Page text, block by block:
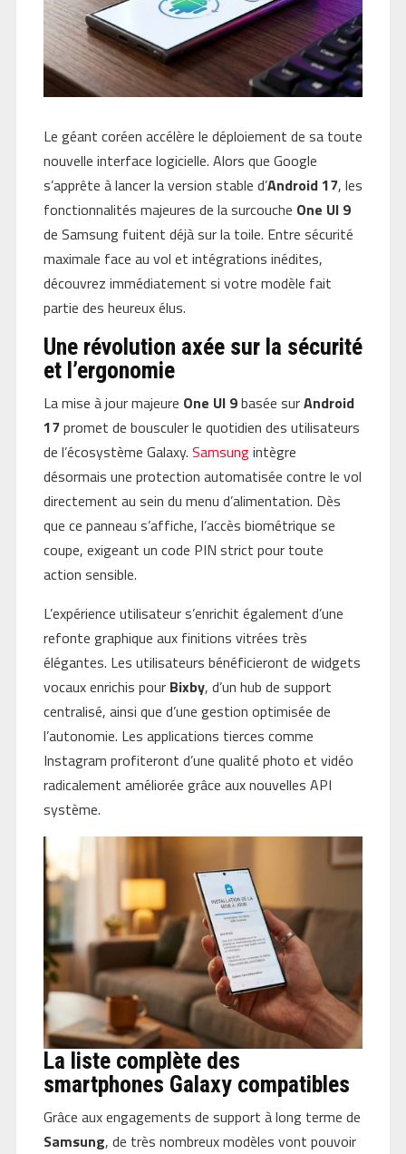
Le géant coréen accélère le déploiement de sa toute
nouvelle interface logicielle. Alors que Google
s’apprête à lancer la version stable d’Android 17, les
fonctionnalités majeures de la surcouche One UI 9
de Samsung fuitent déjà sur la toile. Entre sécurité
maximale face au vol et intégrations inédites,
découvrez immédiatement si votre modèle fait
partie des heureux élus.
Une révolution axée sur la sécurité
et l’ergonomie
La mise à jour majeure One UI 9basée surAndroid
17promet de bousculer le quotidien des utilisateurs
de l’écosystème Galaxy. Samsungintègre
désormais une protection automatisée contre le vol
directement au sein du menu d’alimentation. Dès
que ce panneau s’affiche, l’accès biométrique se
coupe, exigeant un code PIN strict pour toute
action sensible.
L’expérience utilisateur s’enrichit également d’une
refonte graphique aux finitions vitrées très
élégantes. Les utilisateurs bénéficieront de widgets
vocaux enrichis pour Bixby, d’un hub de support
centralisé, ainsi que d’une gestion optimisée de
l’autonomie. Les applications tierces comme
Instagram profiteront d’une qualité photo et vidéo
radicalement améliorée grâce aux nouvelles API
système.
La liste complète des
smartphones Galaxy compatibles
Grâce aux engagements de support à long terme de
Samsung, de très nombreux modèles vont pouvoir